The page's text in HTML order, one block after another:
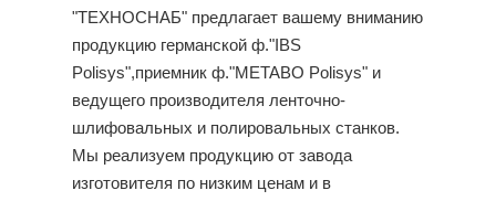
"ТЕХНОСНАБ" предлагает вашему вниманию
продукцию германской ф."IBS
Polisys",приемник ф."METABO Polisys" и
ведущего производителя ленточно-
шлифовальных и полировальных станков.
Мы реализуем продукцию от завода
изготовителя по низким ценам и в